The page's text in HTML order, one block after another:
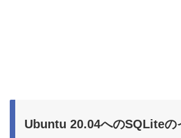
Ubuntu 20.04へのSQLiteの